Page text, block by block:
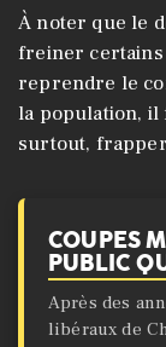
À noter que le
freiner certains
reprendre le
la population, il
surtout,
COUPES
PUBLIC
Après des
libéraux de